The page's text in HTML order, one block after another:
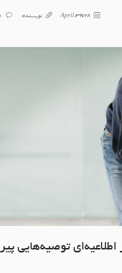
28 April 1397 نویسنده:
توصیه‌هایی